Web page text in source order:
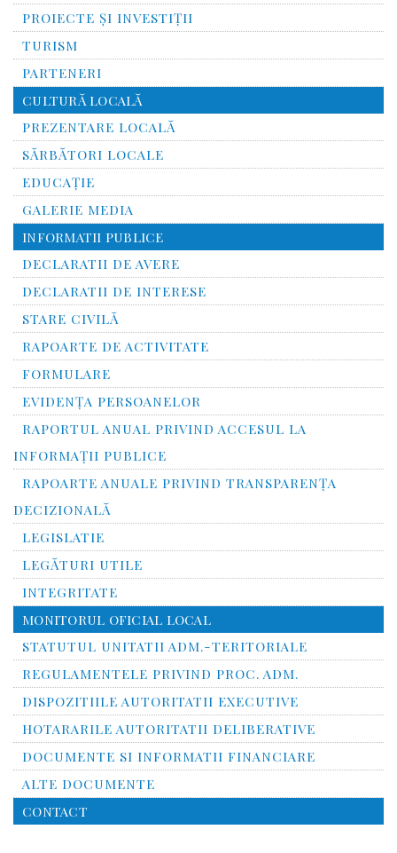
PROIECTE ȘI INVESTIȚII
TURISM
PARTENERI
CULTURĂ LOCALĂ
PREZENTARE LOCALĂ
SĂRBĂTORI LOCALE
EDUCAȚIE
GALERIE MEDIA
INFORMATII PUBLICE
DECLARATII DE AVERE
DECLARATII DE INTERESE
STARE CIVILĂ
RAPOARTE DE ACTIVITATE
FORMULARE
EVIDENȚA PERSOANELOR
RAPORTUL ANUAL PRIVIND ACCESUL LA
INFORMAŢII PUBLICE
RAPOARTE ANUALE PRIVIND TRANSPARENŢA
DECIZIONALĂ
LEGISLATIE
LEGĂTURI UTILE
INTEGRITATE
MONITORUL OFICIAL LOCAL
STATUTUL UNITATII ADM.-TERITORIALE
REGULAMENTELE PRIVIND PROC. ADM.
DISPOZITIILE AUTORITATII EXECUTIVE
HOTARARILE AUTORITATII DELIBERATIVE
DOCUMENTE SI INFORMATII FINANCIARE
ALTE DOCUMENTE
CONTACT